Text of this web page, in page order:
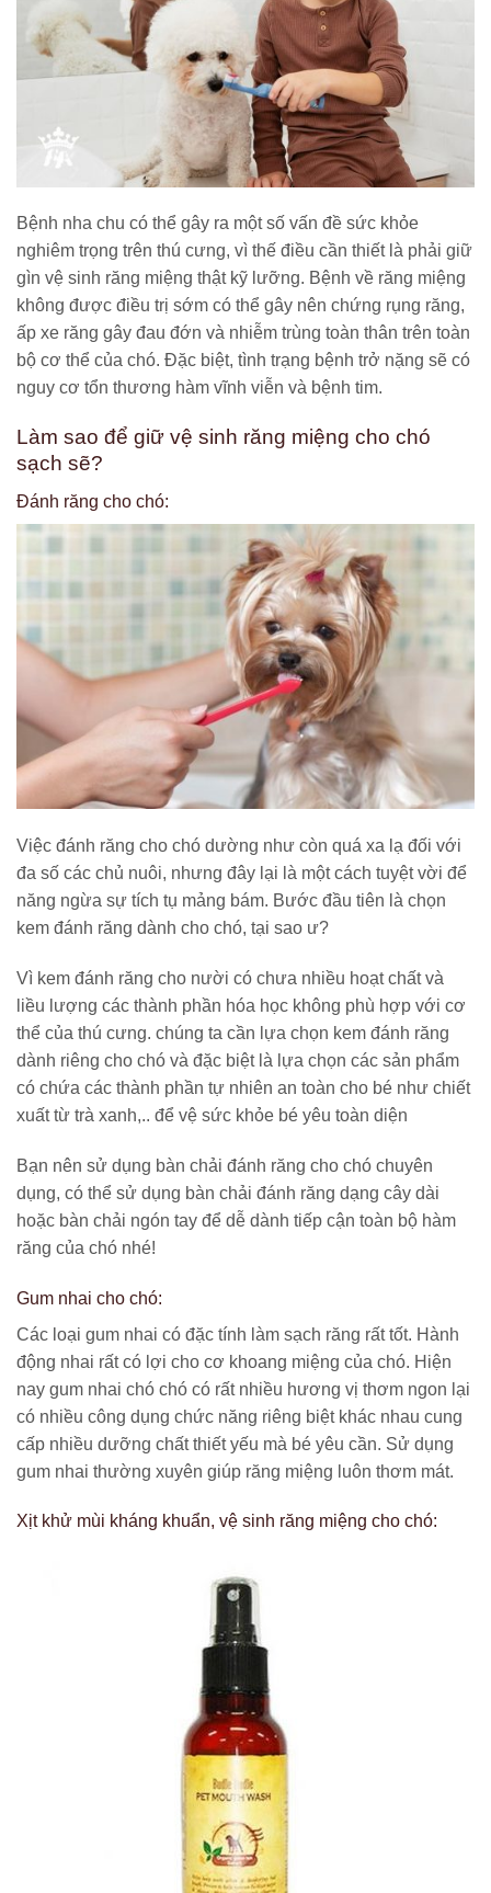
Bệnh nha chu có thể gây ra một số vấn đề sức khỏe
nghiêm trọng trên thú cưng, vì thế điều cần thiết là phải giữ
gìn vệ sinh răng miệng thật kỹ lưỡng. Bệnh về răng miệng
không được điều trị sớm có thể gây nên chứng rụng răng,
ấp xe răng gây đau đớn và nhiễm trùng toàn thân trên toàn
bộ cơ thể của chó. Đặc biệt, tình trạng bệnh trở nặng sẽ có
nguy cơ tổn thương hàm vĩnh viễn và bệnh tim.
Làm sao để giữ vệ sinh răng miệng cho chó
sạch sẽ?
Đánh răng cho chó:
Việc đánh răng cho chó dường như còn quá xa lạ đối với
đa số các chủ nuôi, nhưng đây lại là một cách tuyệt vời để
năng ngừa sự tích tụ mảng bám. Bước đầu tiên là chọn
kem đánh răng dành cho chó, tại sao ư?
Vì kem đánh răng cho nười có chưa nhiều hoạt chất và
liều lượng các thành phần hóa học không phù hợp với cơ
thể của thú cưng. chúng ta cần lựa chọn kem đánh răng
dành riêng cho chó và đặc biệt là lựa chọn các sản phẩm
có chứa các thành phần tự nhiên an toàn cho bé như chiết
xuất từ trà xanh,.. để vệ sức khỏe bé yêu toàn diện
Bạn nên sử dụng bàn chải đánh răng cho chó chuyên
dụng, có thể sử dụng bàn chải đánh răng dạng cây dài
hoặc bàn chải ngón tay để dễ dành tiếp cận toàn bộ hàm
răng của chó nhé!
Gum nhai cho chó:
Các loại gum nhai có đặc tính làm sạch răng rất tốt. Hành
động nhai rất có lợi cho cơ khoang miệng của chó. Hiện
nay gum nhai chó chó có rất nhiều hương vị thơm ngon lại
có nhiều công dụng chức năng riêng biệt khác nhau cung
cấp nhiều dưỡng chất thiết yếu mà bé yêu cần. Sử dụng
gum nhai thường xuyên giúp răng miệng luôn thơm mát.
Xịt khử mùi kháng khuẩn, vệ sinh răng miệng cho chó: